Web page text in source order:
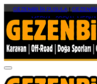
GEZENBİLİR PUSULA|
MEDYA|SOSYAL